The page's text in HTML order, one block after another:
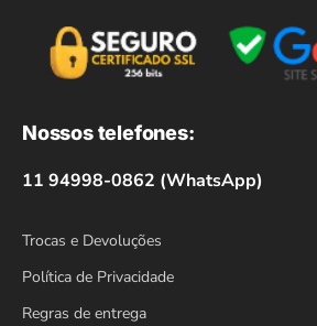
Nossos telefones:
11 94998-0862 (WhatsApp)
Trocas e Devoluções
Política de Privacidade
Regras de entrega